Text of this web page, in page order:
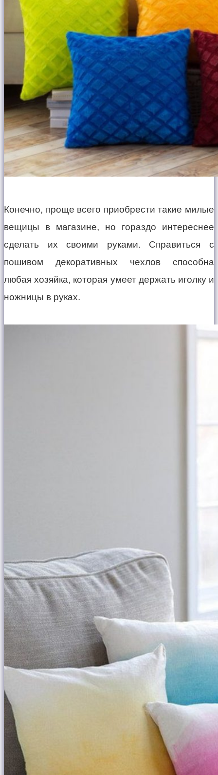
Конечно, проще всего приобрести такие милые
вещицы в магазине, но гораздо интереснее
сделать их своими руками. Справиться с
пошивом декоративных чехлов способна
любая хозяйка, которая умеет держать иголку и
ножницы в руках.